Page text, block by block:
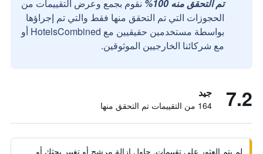
تم التحقق منه 100%
نقوم بجمع وعرض التقييمات من
الحجوزات التي تم التحقق منها فقط والتي تم إجراؤها
بواسطة مستخدمين حقيقيين مع HotelsCombined أو
مع شركائنا الخارجيين الموثوقين.
7.2 جيد
164 من التقييمات تم التحقق منها
لم يتم العثور على تقييمات. حاول إزالة مرشح أو تغيير بحثك أو